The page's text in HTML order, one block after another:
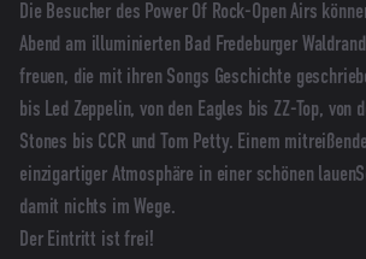
Die Besucher des Power Of Rock-Open Airs
Abend am illuminierten Bad Fredeburger
freuen, die mit ihren Songs Geschichte
bis Led Zeppelin, von den Eagles bis ZZ-Top, von
Stones bis CCR und Tom Petty. Einem
einzigartiger Atmosphäre in einer schönen
damit nichts im Wege.
Der Eintritt ist frei!